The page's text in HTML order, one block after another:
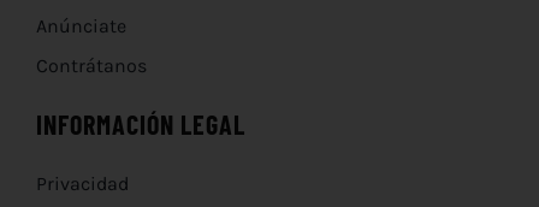
Anúnciate
Contrátanos
INFORMACIÓN LEGAL
Privacidad